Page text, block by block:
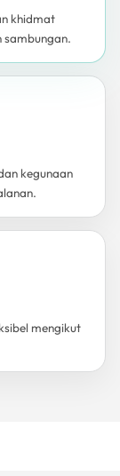
khidmat
sambungan.
kegunaan
mengikut